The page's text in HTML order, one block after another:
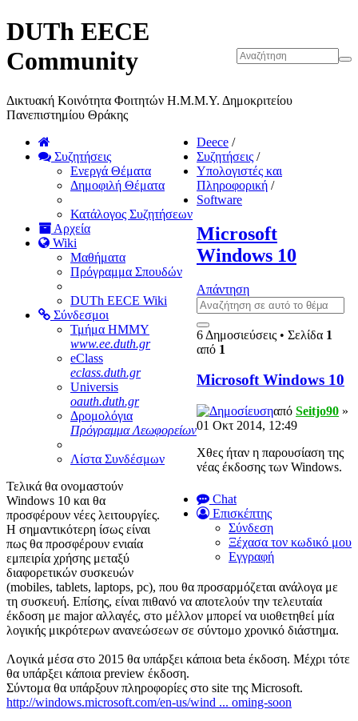
DUTh EECE
Community
Δικτυακή Κοινότητα Φοιτητών Η.Μ.Μ.Υ. Δημοκριτείου
Πανεπιστημίου Θράκης
Συζητήσεις
Ενεργά Θέματα
Δημοφιλή Θέματα
Κατάλογος Συζητήσεων
Αρχεία
Wiki
Μαθήματα
Πρόγραμμα Σπουδών
DUTh EECE Wiki
Σύνδεσμοι
Τμήμα ΗΜΜΥ
www.ee.duth.gr
eClass
eclass.duth.gr
Universis
oauth.duth.gr
Δρομολόγια
Πρόγραμμα Λεωφορείων
Λίστα Συνδέσμων
Chat
Επισκέπτης
Σύνδεση
Ξέχασα τον κωδικό μου
Εγγραφή
Deece /
Συζητήσεις /
Υπολογιστές και
Πληροφορική /
Software
Microsoft
Windows 10
Απάντηση
6 Δημοσιεύσεις • Σελίδα 1
από 1
Microsoft Windows 10
από Seitjo90 »
01 Οκτ 2014, 12:49
Χθες ήταν η παρουσίαση της
νέας έκδοσης των Windows.
Τελικά θα ονομαστούν
Windows 10 και θα
προσφέρουν νέες λειτουργίες.
Η σημαντικότερη ίσως είναι
πως θα προσφέρουν ενιαία
εμπειρία χρήσης μεταξύ
διαφορετικών συσκευών
(mobiles, tablets, laptops, pc), που θα προσαρμόζεται ανάλογα με
τη συσκευή. Επίσης, είναι πιθανό να αποτελούν την τελευταία
έκδοση με major αλλαγές, στο μέλλον μπορεί να υιοθετηθεί μία
λογικής μικρότερων ανανεώσεων σε σύντομο χρονικό διάστημα.
Λογικά μέσα στο 2015 θα υπάρξει κάποια beta έκδοση. Μέχρι τότε
θα υπάρξει κάποια preview έκδοση.
Σύντομα θα υπάρξουν πληροφορίες στο site της Microsoft.
http://windows.microsoft.com/en-us/wind ... oming-soon